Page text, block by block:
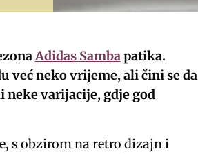
Adidas Sambapatika.
već neko vrijeme, ali čini se da
varijacije, gdje god
s obzirom na retro dizajn i